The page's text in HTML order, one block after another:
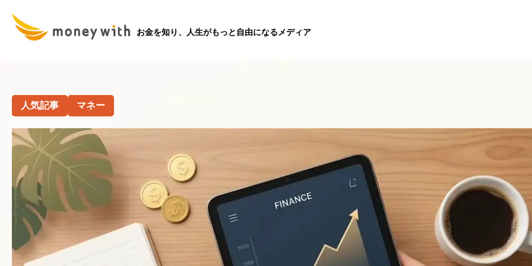
お金を知り、人生がもっと自由になるメディア
人気記事 マネー